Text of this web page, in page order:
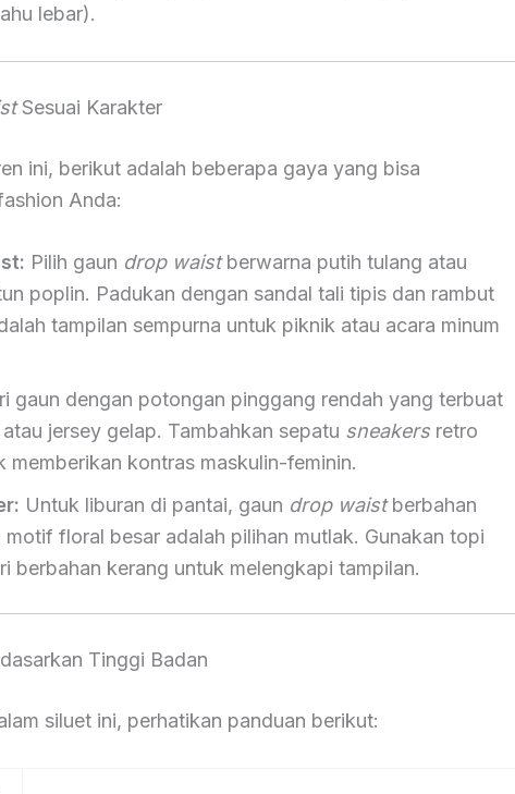
lebar).
Sesuai Karakter
ini, berikut adalah beberapa gaya yang bisa
Anda:
Pilih gaun drop waistberwarna putih tulang atau
poplin. Padukan dengan sandal tali tipis dan rambut
tampilan sempurna untuk piknik atau acara minum
gaun dengan potongan pinggang rendah yang terbuat
jersey gelap. Tambahkan sepatu sneakers retro
memberikan kontras maskulin-feminin.
Untuk liburan di pantai, gaun drop waistberbahan
floral besar adalah pilihan mutlak. Gunakan topi
berbahan kerang untuk melengkapi tampilan.
Tinggi Badan
siluet ini, perhatikan panduan berikut: